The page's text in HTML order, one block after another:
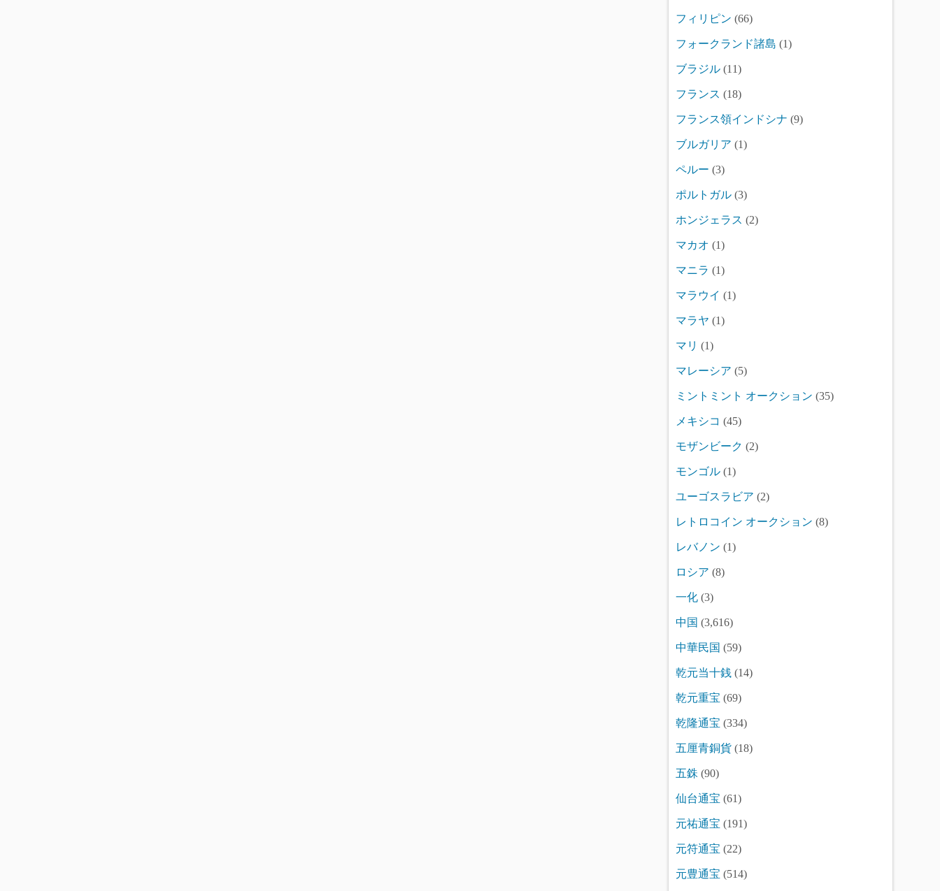
フィリピン (66)
フォークランド諸島 (1)
ブラジル (11)
フランス (18)
フランス領インドシナ (9)
ブルガリア (1)
ペルー (3)
ポルトガル (3)
ホンジェラス (2)
マカオ (1)
マニラ (1)
マラウイ (1)
マラヤ (1)
マリ (1)
マレーシア (5)
ミントミント オークション (35)
メキシコ (45)
モザンビーク (2)
モンゴル (1)
ユーゴスラビア (2)
レトロコイン オークション (8)
レバノン (1)
ロシア (8)
一化 (3)
中国 (3,616)
中華民国 (59)
乾元当十銭 (14)
乾元重宝 (69)
乾隆通宝 (334)
五厘青銅貨 (18)
五銖 (90)
仙台通宝 (61)
元祐通宝 (191)
元符通宝 (22)
元豊通宝 (514)